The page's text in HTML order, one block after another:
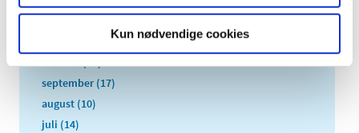
Kun nødvendige cookies
november (23)
september (17)
august (10)
juli (14)